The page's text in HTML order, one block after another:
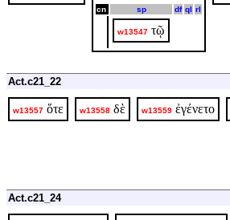
cn sp df ql rl
w13547 τῷ
Act.c21_22
w13557 ὅτε w13558 δὲ w13559 ἐγένετο
Act.c21_24